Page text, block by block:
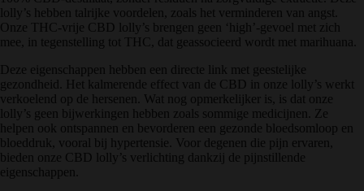
lolly’s hebben talrijke voordelen, zoals het verminderen van angst.
Onze THC-vrije CBD lolly’s brengen geen ‘high’-gevoel met zich
mee, in tegenstelling tot THC, dat geassocieerd wordt met marihuana.
Deze eigenschappen hebben een directe link met geestelijke
gezondheid. Het kalmerende effect van de CBD in onze lolly’s werkt
verkoelend op de hersenen. Wat nog opmerkelijker is, is dat onze
lolly’s geen bijwerkingen hebben zoals sommige medicijnen. Ze
helpen ook ontspannen en bevorderen een gezonde bloedsomloop en
bloeddruk, vooral bij hypertensie. Voor degenen die pijn ervaren,
bieden onze CBD lolly’s verlichting dankzij de pijnstillende
eigenschappen.